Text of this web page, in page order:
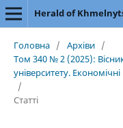
Головна / Архіви /
Том 340 № 2 (2025):
університету.
/
Статті